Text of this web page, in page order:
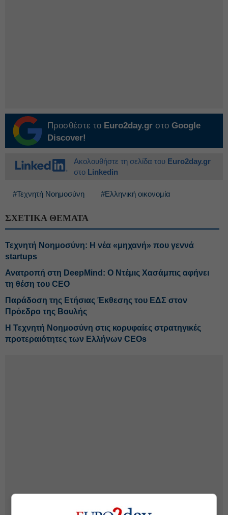
Προσθέστε το Euro2day.gr στο Google
Discover!
Ακολουθήστε τη σελίδα του Euro2day.gr
στο Linkedin
#Τεχνητή Νοημοσύνη #Ελληνική οικονομία
ΣΧΕΤΙΚΑ ΘΕΜΑΤΑ
Τεχνητή Νοημοσύνη: Η νέα «μηχανή» που γεννά
startups
Ανατροπή στη DeepMind: Ο Ντέμις Χασάμπις αφήνει
τη θέση του CEO
Παράδοση της Ετήσιας Έκθεσης του ΕΔΣ στον
Πρόεδρο της Βουλής
Η Τεχνητή Νοημοσύνη στις κορυφαίες στρατηγικές
προτεραιότητες των Ελλήνων CEOs